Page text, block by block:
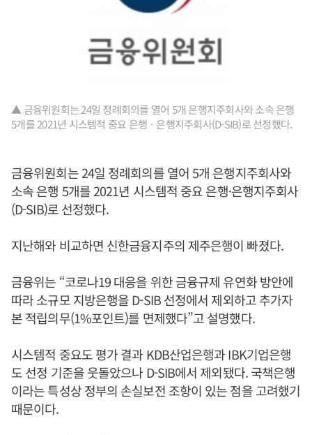
▲ 금융위원회는 24일 정례회의를 열어 5개 은행지주회사와 소속 은행
5개를 2021년 시스템적 중요 은행ㆍ은행지주회사(D-SIB)로 선정했다.
금융위원회는 24일 정례회의를 열어 5개 은행지주회사와
소속 은행 5개를 2021년 시스템적 중요 은행·은행지주회사
(D-SIB)로 선정했다.
지난해와 비교하면 신한금융지주의 제주은행이 빠졌다.
금융위는 “코로나19 대응을 위한 금융규제 유연화 방안에
따라 소규모 지방은행을 D-SIB 선정에서 제외하고 추가자
본 적립의무(1%포인트)를 면제했다”고 설명했다.
시스템적 중요도 평가 결과 KDB산업은행과 IBK기업은행
도 선정 기준을 웃돌았으나 D-SIB에서 제외됐다. 국책은행
이라는 특성상 정부의 손실보전 조항이 있는 점을 고려했기
때문이다.